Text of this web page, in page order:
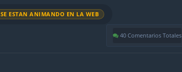
SE ESTAN ANIMANDO EN LA WEB
40 Comentarios Totales